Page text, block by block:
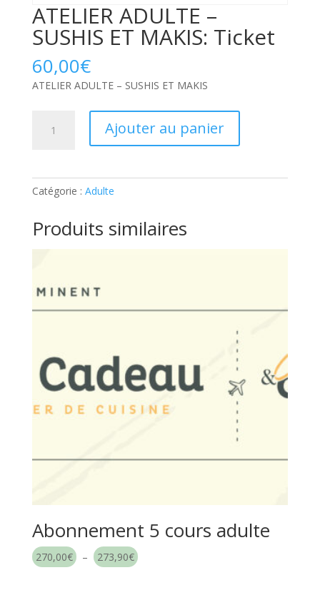
ATELIER ADULTE –
SUSHIS ET MAKIS: Ticket
60,00€
ATELIER ADULTE – SUSHIS ET MAKIS
SUSHIS
MAKIS:
Ticket
Ajouter au panier
Catégorie : Adulte
Produits similaires
Abonnement 5 cours adulte
270,00€ – 273,90€ Plage